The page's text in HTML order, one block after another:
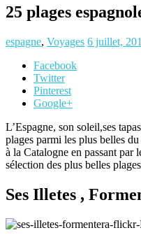
25 plages
espagne, Voyages 6 juillet,
Facebook
Twitter
Pinterest
Google+
L’Espagne, son soleil,ses
plages parmi les plus belles
à la Catalogne en passant par
sélection des plus belles
Ses Illetes ,